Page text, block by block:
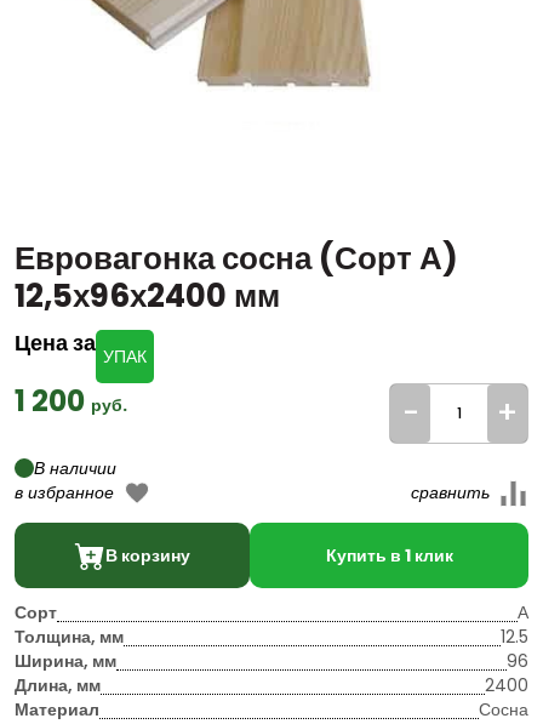
Евровагонка сосна (Сорт А)
12,5х96х2400 мм
Цена за УПАК
1 200 руб. - +
В наличии
В корзину Купить в 1 клик
Сорт
А
Толщина, мм
12.5
Ширина, мм
96
Длина, мм
2400
Материал
Сосна